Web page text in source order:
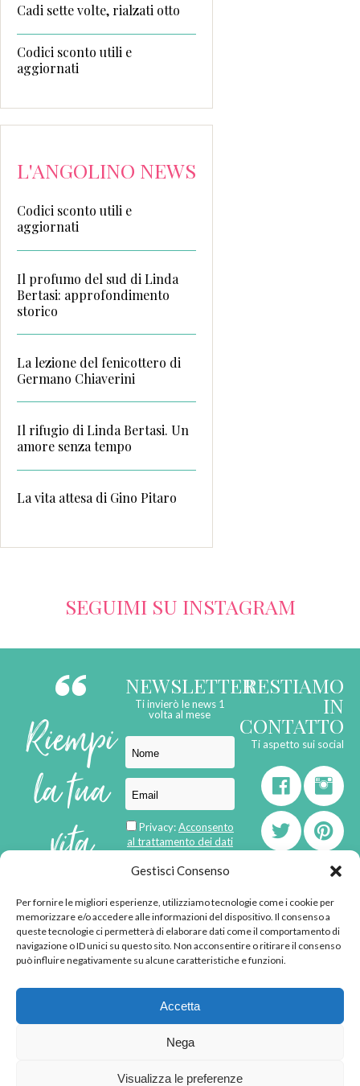
Gestisci Consenso
Per fornire le migliori esperienze, utilizziamo tecnologie come i cookie per
memorizzare e/o accedere alle informazioni del dispositivo. Il consenso a
queste tecnologie ci permetterà di elaborare dati come il comportamento di
navigazione o ID unici su questo sito. Non acconsentire o ritirare il consenso
può influire negativamente su alcune caratteristiche e funzioni.
Accetta
Nega
Visualizza le preferenze
Cadi sette volte, rialzati otto
Codici sconto utili e
aggiornati
L'ANGOLINO NEWS
Codici sconto utili e
aggiornati
Il profumo del sud di Linda
Bertasi: approfondimento
storico
La lezione del fenicottero di
Germano Chiaverini
Il rifugio di Linda Bertasi. Un
amore senza tempo
La vita attesa di Gino Pitaro
SEGUIMI SU INSTAGRAM
Riempi
la tua
vita
di
emozioni
P.IVA 02592570036 -
NEWSLETTER
Ti invierò le news 1
volta al mese
Privacy:Acconsento
al trattamento dei dati
RESTIAMO
IN
CONTATTO
Ti aspetto sui social
born inMaMaStudiOs